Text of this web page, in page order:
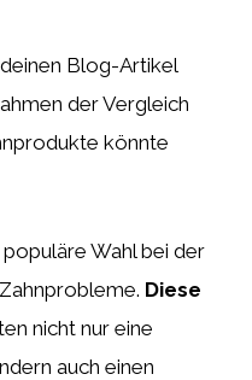
Blog-Artikel
der Vergleich
könnte
Wahl bei der
Diese
nicht nur eine
auch einen